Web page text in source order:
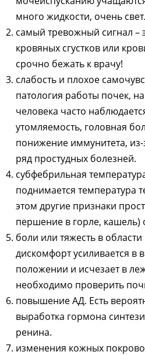
много жидкости, очень
самый тревожный сигнал –
кровяных сгустков или
срочно бежать к врачу!
слабость и плохое
патология работы почек,
человека часто
утомляемость, головная
понижение иммунитета, из-
ряд простудных болезней.
субфебрильная
поднимается температура
этом другие признаки
першение в горле, кашель)
боли или тяжесть в
дискомфорт усиливается в
положении и исчезает в
необходимо проверить
повышение АД. Есть
выработка гормона
ренина.
изменения кожных